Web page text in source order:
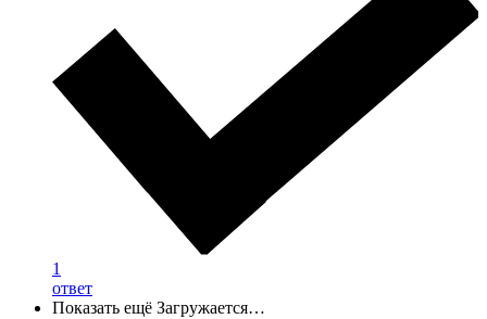
1
ответ
Показать ещё Загружается…